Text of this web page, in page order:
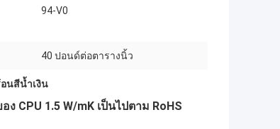
94-V0
40 ปอนด์ต่อตารางนิ้ว
นสีน้ำเงิน
CPU 1.5 W/mK เป็นไปตาม RoHS